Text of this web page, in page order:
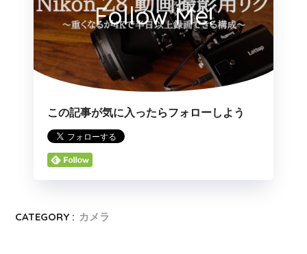
Follow Me!
この記事が気に入ったらフォローしよう
CATEGORY : カメラ